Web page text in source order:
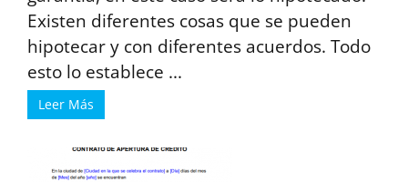
Existen diferentes cosas que se pueden
hipotecar y con diferentes acuerdos. Todo
esto lo establece ...
Leer Más